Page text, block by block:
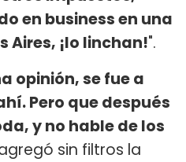
en business en una
Aires, ¡lo linchan!".
opinión, se fue a
Pero que después
y no hable de los
sin filtros la